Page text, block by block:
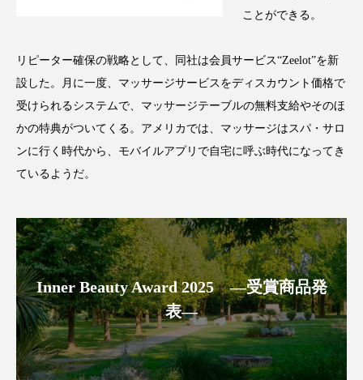
コグニティブヘルス コスト削減
コルチゾール サステナビリティ
サステナブル美容
サロン経営 サロン連略 シャネル
スカルプ クレンジング 頻度 スカルプケア
スキンケア スキンケア 習慣
スキンケアルーティン ストレス スパ
ことができる。
リピーター確保の戦略として、同社は会員サービス“Zeelot”を新
設した。月に一度、マッサージサービスをディスカウント価格で
受けられるシステムで、マッサージテーブルの無料支給やそのほ
かの特典がついてくる。アメリカでは、マッサージはスパ・サロ
ンに行く時代から、モバイルアプリで自宅に呼ぶ時代になってき
ているようだ。
Inner Beauty Award 2025 ―受賞商品発
表―